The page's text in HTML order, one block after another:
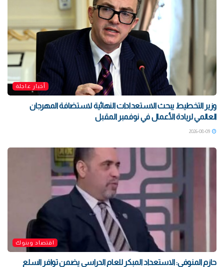
أخبار عاجلة
وزير التخطيط يبحث الاستعدادات النهائية لاستضافة المهرجان
العالمي لريادة الأعمال في نوفمبر المقبل
2026-08-09
اقتصاد وبنوك
حازم المنوفى: الاستعداد المبكر للعام الدراسي يضمن توافر السلع